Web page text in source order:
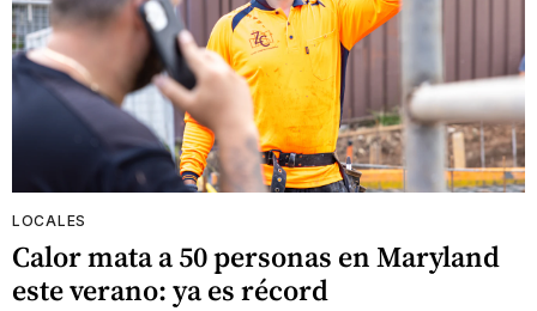
LOCALES
Calor mata a 50 personas en Maryland
este verano: ya es récord